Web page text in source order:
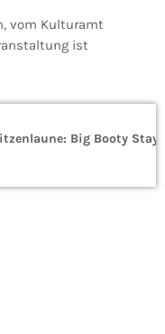
vom Kulturamt
ist